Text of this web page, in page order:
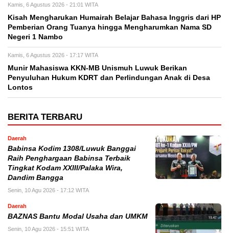
Kamis, 6 Agustus 2026 - 21:01 WITA
Kisah Mengharukan Humairah Belajar Bahasa Inggris dari HP
Pemberian Orang Tuanya hingga Mengharumkan Nama SD
Negeri 1 Nambo
Kamis, 6 Agustus 2026 - 17:17 WITA
Munir Mahasiswa KKN-MB Unismuh Luwuk Berikan
Penyuluhan Hukum KDRT dan Perlindungan Anak di Desa
Lontos
BERITA TERBARU
Daerah
Babinsa Kodim 1308/Luwuk Banggai
Raih Penghargaan Babinsa Terbaik
Tingkat Kodam XXIII/Palaka Wira,
Dandim Bangga
Senin, 10 Agu 2026 - 17:12 WITA
Daerah
BAZNAS Bantu Modal Usaha dan UMKM
Senin, 10 Agu 2026 - 15:51 WITA